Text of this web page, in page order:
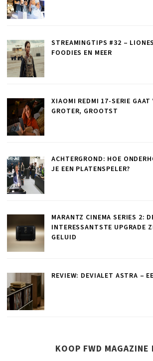
STREAMINGTIPS #32 –
FOODIES EN MEER
XIAOMI REDMI 17-SERIE GAAT
GROTER, GROOTST
ACHTERGROND: HOE
JE EEN PLATENSPELER?
MARANTZ CINEMA SERIES 2:
INTERESSANTSTE UPGRADE
GELUID
REVIEW: DEVIALET ASTRA –
KOOP FWD MAGAZINE